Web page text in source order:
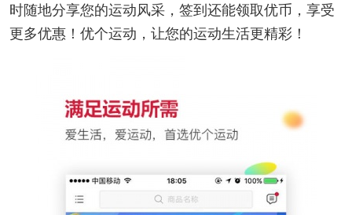
时随地分享您的运动风采，签到还能领取优币，享受
更多优惠！优个运动，让您的运动生活更精彩！